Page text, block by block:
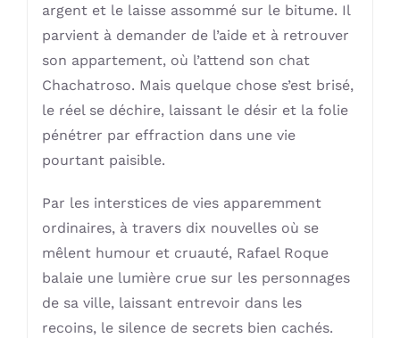
argent et le laisse assommé sur le bitume. Il
parvient à demander de l’aide et à retrouver
son appartement, où l’attend son chat
Chachatroso. Mais quelque chose s’est brisé,
le réel se déchire, laissant le désir et la folie
pénétrer par effraction dans une vie
pourtant paisible.
Par les interstices de vies apparemment
ordinaires, à travers dix nouvelles où se
mêlent humour et cruauté, Rafael Roque
balaie une lumière crue sur les personnages
de sa ville, laissant entrevoir dans les
recoins, le silence de secrets bien cachés.